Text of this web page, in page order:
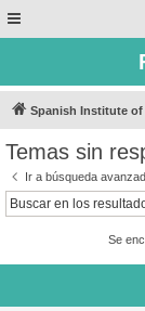
Spanish Institute of
Temas sin
Ir a búsqueda
Se